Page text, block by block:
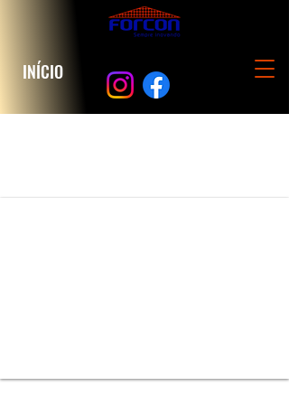
INÍCIO